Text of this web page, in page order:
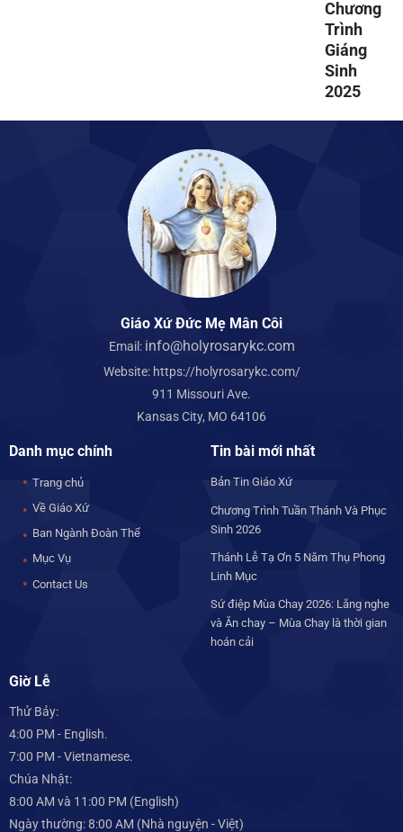
Chương
Trình
Giáng
Sinh
2025
Giáo Xứ Đức Mẹ Mân Côi
Email: info@holyrosarykc.com
Website: https://holyrosarykc.com/
911 Missouri Ave.
Kansas City, MO 64106
Danh mục chính
Trang chủ
Về Giáo Xứ
Ban Ngành Đoàn Thể
Mục Vụ
Contact Us
Tin bài mới nhất
Bản Tin Giáo Xứ
Chương Trình Tuần Thánh Và Phục
Sinh 2026
Thánh Lễ Tạ Ơn 5 Năm Thụ Phong
Linh Mục
Sứ điệp Mùa Chay 2026: Lắng nghe
và Ăn chay – Mùa Chay là thời gian
hoán cải
Giờ Lễ
Thử Bảy:
4:00 PM - English.
7:00 PM - Vietnamese.
Chúa Nhật:
8:00 AM và 11:00 PM (English)
Ngày thường: 8:00 AM (Nhà nguyện - Việt)